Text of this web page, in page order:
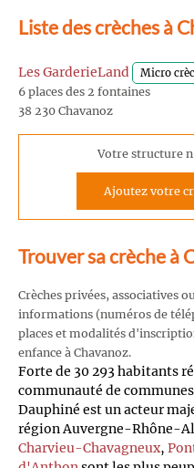
Liste des crèches à
Les GarderieLand Micro
6 places des 2 fontaines
38 230 Chavanoz
Votre structure
Ajoutez votre
Trouver sa crèche à
Crèches privées, associatives
informations (numéros de
places et modalités
enfance à Chavanoz.
Forte de 30 293 habitants
communauté de
Dauphiné est un acteur
région Auvergne-Rhône-
Charvieu-Chavagneux,